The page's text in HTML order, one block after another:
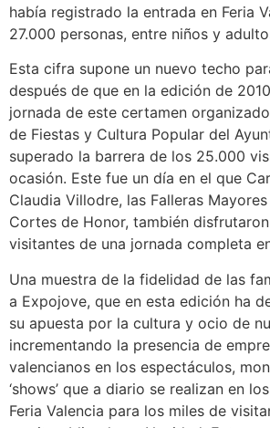
había registrado la entrada en Feria
27.000 personas, entre niños y
Esta cifra supone un nuevo techo
después de que en la edición de
jornada de este certamen
de Fiestas y Cultura Popular del
superado la barrera de los 25.000
ocasión. Este fue un día en el que
Claudia Villodre, las Falleras
Cortes de Honor, también
visitantes de una jornada completa
Una muestra de la fidelidad de las
a Expojove, que en esta edición ha
su apuesta por la cultura y ocio de
incrementando la presencia de
valencianos en los espectáculos,
‘shows’ que a diario se realizan en
Feria Valencia para los miles de